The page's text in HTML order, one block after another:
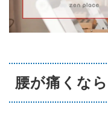
腰が痛くな